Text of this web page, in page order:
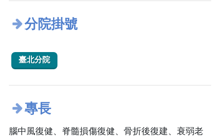
分院掛號
臺北分院
專長
腦中風復健、脊髓損傷復健、骨折後復建、衰弱老